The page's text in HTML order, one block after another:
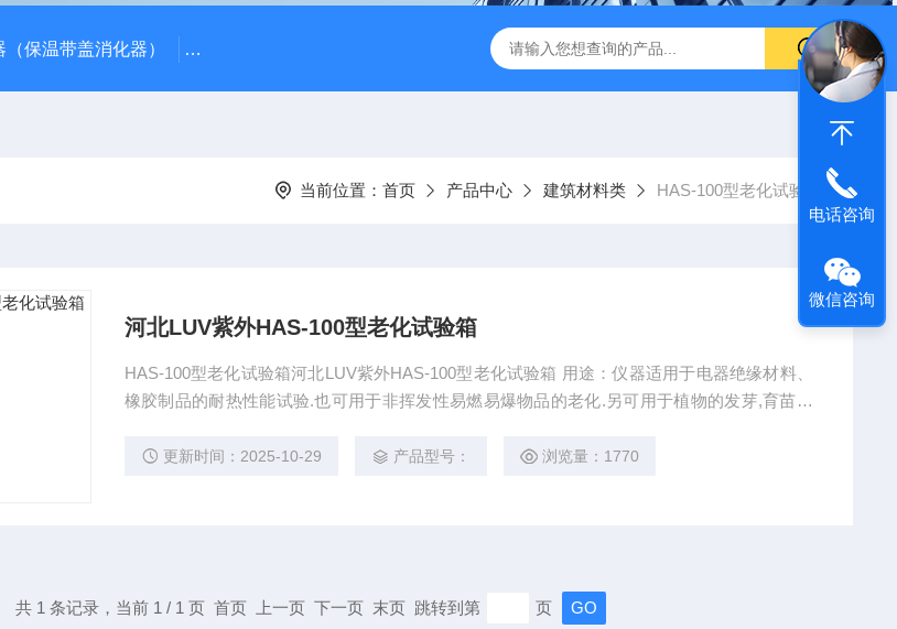
保温带盖消化器） *GB/T 50080-2016标准普通混凝土泌水率试验容量筒试验方法 生石灰浆渣测定仪
当前位置： 首页 产品中心 建筑材料类 HAS-100型老化试验箱
河北LUV紫外HAS-100型老化试验箱
HAS-100型老化试验箱河北LUV紫外HAS-100型老化试验箱 用途：仪器适用于电器绝缘材料、
橡胶制品的耐热性能试验.也可用于非挥发性易燃易爆物品的老化.另可用于植物的发芽,育苗、
更新时间：2025-10-29 产品型号： 浏览量：1770
共 1 条记录，当前 1 / 1 页 首页 上一页 下一页 末页 跳转到第 页
电话咨询
微信咨询